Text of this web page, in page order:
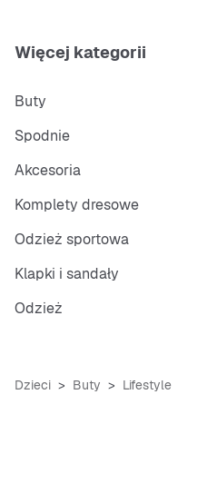
Więcej kategorii
Buty
Spodnie
Akcesoria
Komplety dresowe
Odzież sportowa
Klapki i sandały
Odzież
Dzieci Buty Lifestyle